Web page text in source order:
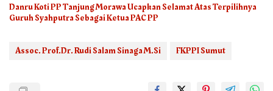
Danru Koti PP Tanjung Morawa Ucapkan Selamat Atas Terpilihnya
Guruh Syahputra Sebagai Ketua PAC PP
Assoc. Prof.Dr. Rudi Salam Sinaga M.Si FKPPI Sumut